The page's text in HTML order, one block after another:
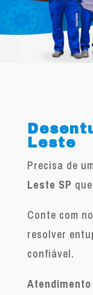
Leste
Precisa de
Leste SP
Conte com
resolver
confiável.